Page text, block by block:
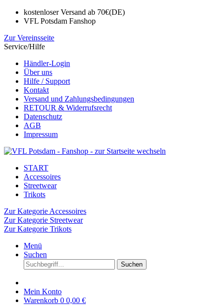
kostenloser Versand ab 70€(DE)
VFL Potsdam Fanshop
Zur Vereinsseite
Service/Hilfe
Händler-Login
Über uns
Hilfe / Support
Kontakt
Versand und Zahlungsbedingungen
RETOUR & Widerrufsrecht
Datenschutz
AGB
Impressum
START
Accessoires
Streetwear
Trikots
Zur Kategorie Accessoires
Zur Kategorie Streetwear
Zur Kategorie Trikots
Menü
Suchen
Suchen
Mein Konto
Warenkorb 0 0,00 €